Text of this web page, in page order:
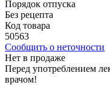
Порядок отпуска
Без рецепта
Код товара
50563
Сообщить о неточности
Нет в продаже
Перед употреблением
врачом!